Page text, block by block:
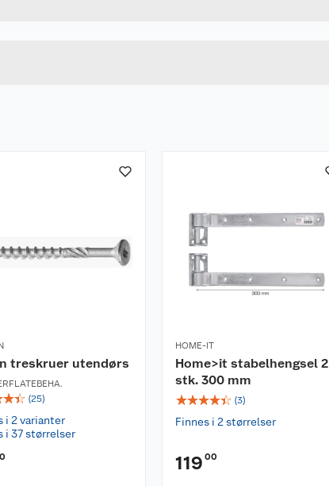
treskruer utendørs
☆☆ (25)
i 2 varianter
i 37 størrelser
HOME-IT
Home>it stabelhengsel 2
stk. 300 mm
☆☆☆☆☆ (3)
Finnes i 2 størrelser
119 00